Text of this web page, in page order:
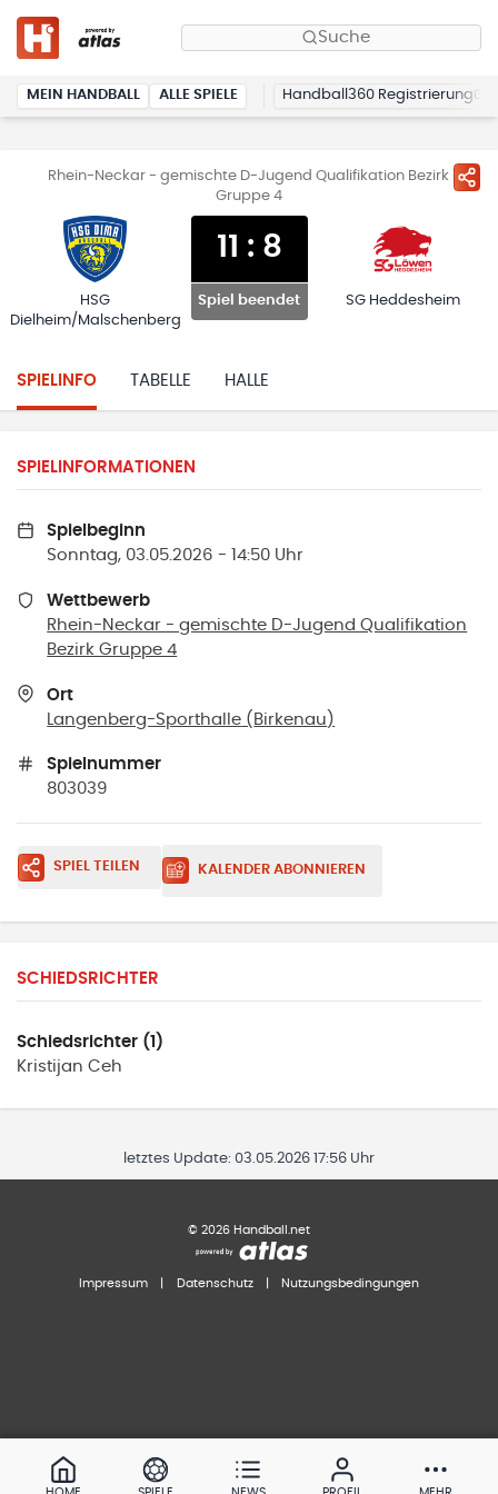
Suche
MEIN HANDBALL ALLE SPIELE Handball360 Registrierung
Rhein-Neckar - gemischte D-Jugend Qualifikation Bezirk
Gruppe 4
HSG
Dielheim/Malschenberg
11 : 8
Spiel beendet SG Heddesheim
SPIELINFO TABELLE HALLE
SPIELINFORMATIONEN
Spielbeginn
Sonntag, 03.05.2026 - 14:50 Uhr
Wettbewerb
Rhein-Neckar - gemischte D-Jugend Qualifikation
Bezirk Gruppe 4
Ort
Langenberg-Sporthalle ( Birkenau )
Spielnummer
803039
SPIEL TEILEN KALENDER ABONNIEREN
SCHIEDSRICHTER
Schiedsrichter (1)
Kristijan Ceh
letztes Update: 03.05.2026 17:56 Uhr
© 2026 Handball.net
Impressum Datenschutz Nutzungsbedingungen